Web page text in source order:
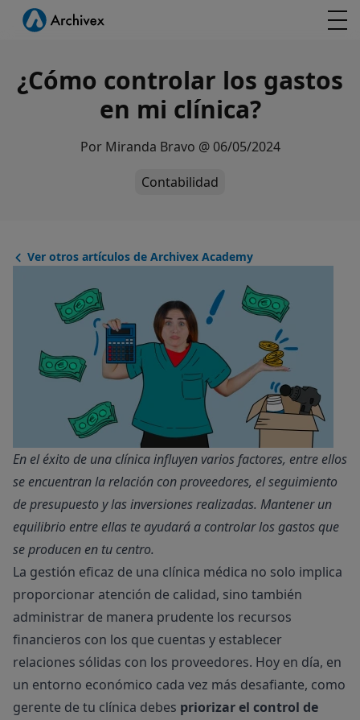
¿Cómo controlar los gastos
en mi clínica?
Por Miranda Bravo @ 06/05/2024
Contabilidad
Ver otros artículos de Archivex Academy
En el éxito de una clínica influyen varios factores, entre ellos
se encuentran la relación con proveedores, el seguimiento
de presupuesto y las inversiones realizadas. Mantener un
equilibrio entre ellas te ayudará a controlar los gastos que
se producen en tu centro.
La gestión eficaz de una clínica médica no solo implica
proporcionar atención de calidad, sino también
administrar de manera prudente los recursos
financieros con los que cuentas y establecer
relaciones sólidas con los proveedores. Hoy en día, en
un entorno económico cada vez más desafiante, como
gerente de tu clínica debes priorizar el control de